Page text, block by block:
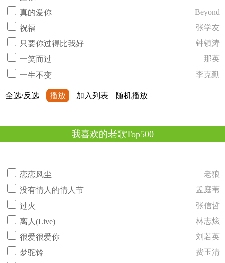
真的爱你
Beyond
祝福
张学友
只要你过得比我好
钟镇涛
一笑而过
那英
一生不变
李克勤
全选/反选 播放 加入列表 随机播放
我喜欢的老歌Top500
恋恋风尘
老狼
没有情人的情人节
孟庭苇
过火
张信哲
离人(Live)
林志炫
很爱很爱你
刘若英
梦驼铃
费玉清